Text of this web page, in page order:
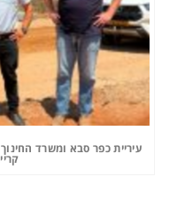
עיריית כפר סבא ומשרד